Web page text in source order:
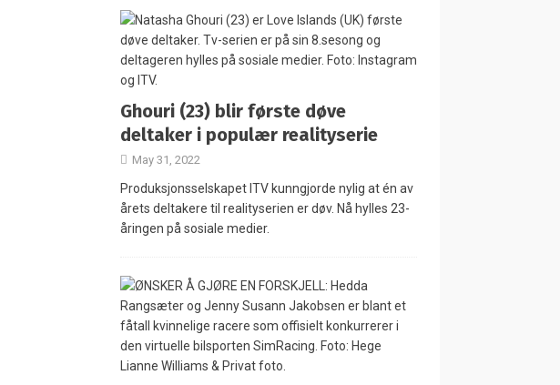
Ghouri (23) blir første døve
deltaker i populær realityserie
May 31, 2022
Produksjonsselskapet ITV kunngjorde nylig at én av
årets deltakere til realityserien er døv. Nå hylles 23-
åringen på sosiale medier.